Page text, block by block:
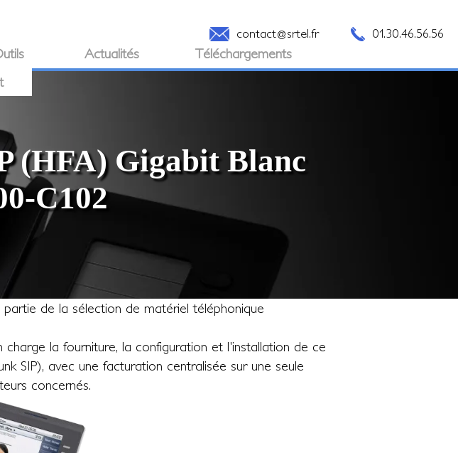
contact@srtel.fr 01.30.46.56.56
Actualités
Téléchargements
(HFA) Gigabit Blanc
C102
partie de la sélection de matériel téléphonique
la fourniture, la configuration et l'installation de ce
SIP), avec une facturation centralisée sur une seule
concernés.